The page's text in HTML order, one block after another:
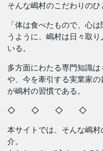
そんな嶋村のこだわりのひ
「体は食べたもので、心
うように、嶋村は日々取
いる。
多方面にわたる専門知識
や、今を牽引する実業家の
が嶋村の習慣である。
◇ ◇ ◇ ◇
本サイトでは、そんな嶋
介。